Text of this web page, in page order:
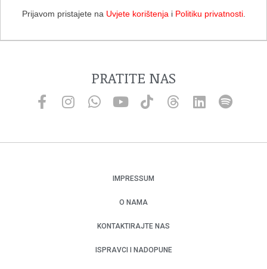
Prijavom pristajete na Uvjete korištenja i Politiku privatnosti.
PRATITE NAS
IMPRESSUM
O NAMA
KONTAKTIRAJTE NAS
ISPRAVCI I NADOPUNE